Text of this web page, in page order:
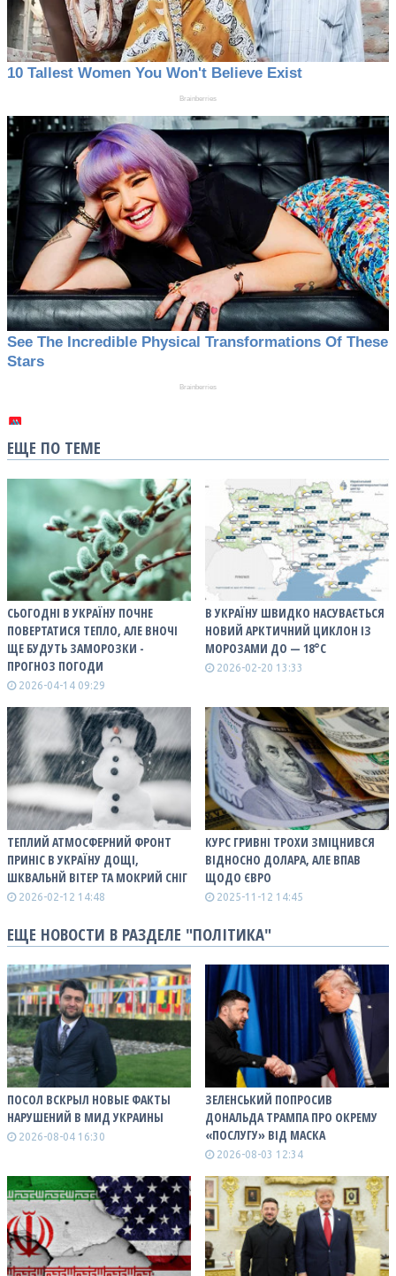
ЕЩЕ ПО ТЕМЕ
СЬОГОДНІ В УКРАЇНУ ПОЧНЕ
ПОВЕРТАТИСЯ ТЕПЛО, АЛЕ ВНОЧІ
ЩЕ БУДУТЬ ЗАМОРОЗКИ -
ПРОГНОЗ ПОГОДИ
2026-04-14 09:29
В УКРАЇНУ ШВИДКО НАСУВАЄТЬСЯ
НОВИЙ АРКТИЧНИЙ ЦИКЛОН ІЗ
МОРОЗАМИ ДО — 18°С
2026-02-20 13:33
ТЕПЛИЙ АТМОСФЕРНИЙ ФРОНТ
ПРИНІС В УКРАЇНУ ДОЩІ,
ШКВАЛЬНЙ ВІТЕР ТА МОКРИЙ СНІГ
2026-02-12 14:48
КУРС ГРИВНІ ТРОХИ ЗМІЦНИВСЯ
ВІДНОСНО ДОЛАРА, АЛЕ ВПАВ
ЩОДО ЄВРО
2025-11-12 14:45
ЕЩЕ НОВОСТИ В РАЗДЕЛЕ "ПОЛІТИКА"
ПОСОЛ ВСКРЫЛ НОВЫЕ ФАКТЫ
НАРУШЕНИЙ В МИД УКРАИНЫ
2026-08-04 16:30
ЗЕЛЕНСЬКИЙ ПОПРОСИВ
ДОНАЛЬДА ТРАМПА ПРО ОКРЕМУ
«ПОСЛУГУ» ВІД МАСКА
2026-08-03 12:34